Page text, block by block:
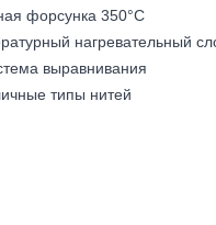
форсунка 350°C
нагревательный
выравнивания
типы нитей